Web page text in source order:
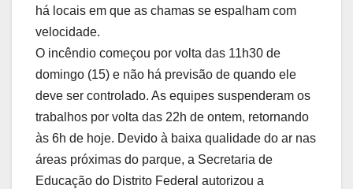
há locais em que as chamas se espalham com
velocidade.
O incêndio começou por volta das 11h30 de
domingo (15) e não há previsão de quando ele
deve ser controlado. As equipes suspenderam os
trabalhos por volta das 22h de ontem, retornando
às 6h de hoje. Devido à baixa qualidade do ar nas
áreas próximas do parque, a Secretaria de
Educação do Distrito Federal autorizou a